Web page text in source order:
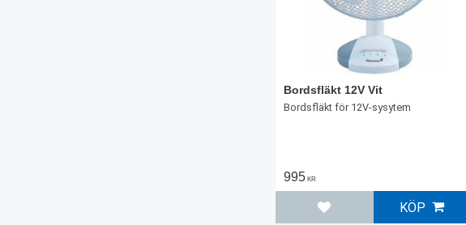
Bordsfläkt 12V Vit
Bordsfläkt för 12V-sysytem
995 KR
Lägg till i favoriter
KÖP